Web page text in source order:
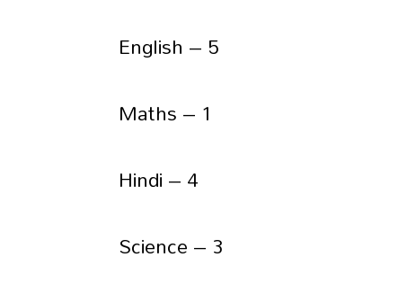
English – 5
Maths – 1
Hindi – 4
Science – 3